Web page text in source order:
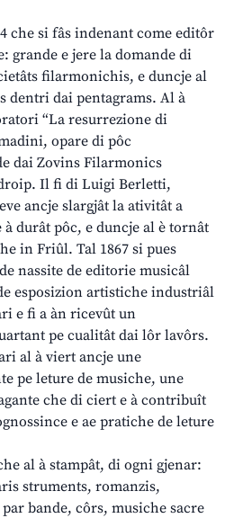
che si fâs indenant come editôr
grande e jere la domande di
filarmonichis, e duncje al
dentri dai pentagrams. Al à
“La resurrezione di
opare di pôc
dai Zovins Filarmonics
Il fi di Luigi Berletti,
ancje slargjât la ativitât a
durât pôc, e duncje al è tornât
in Friûl. Tal 1867 si pues
nassite de editorie musicâl
esposizion artistiche industriâl
e fi a àn ricevût un
pe cualitât dai lôr lavôrs.
al à viert ancje une
pe leture de musiche, une
che di ciert e à contribuît
e ae pratiche de leture
al à stampât, di ogni gjenar:
struments, romanzis,
bande, côrs, musiche sacre